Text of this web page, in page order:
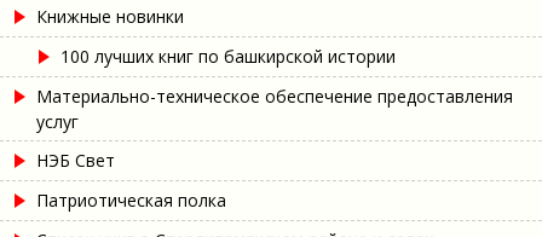
Книжные новинки
100 лучших книг по башкирской истории
Материально-техническое обеспечение предоставления
услуг
НЭБ Свет
Патриотическая полка